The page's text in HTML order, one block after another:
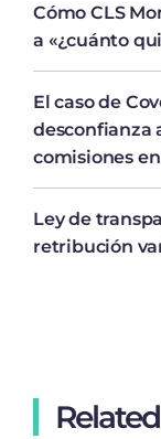
Cómo CLS
a «¿cuánto
El caso de
desconfianza
comisiones
Ley de
retribución